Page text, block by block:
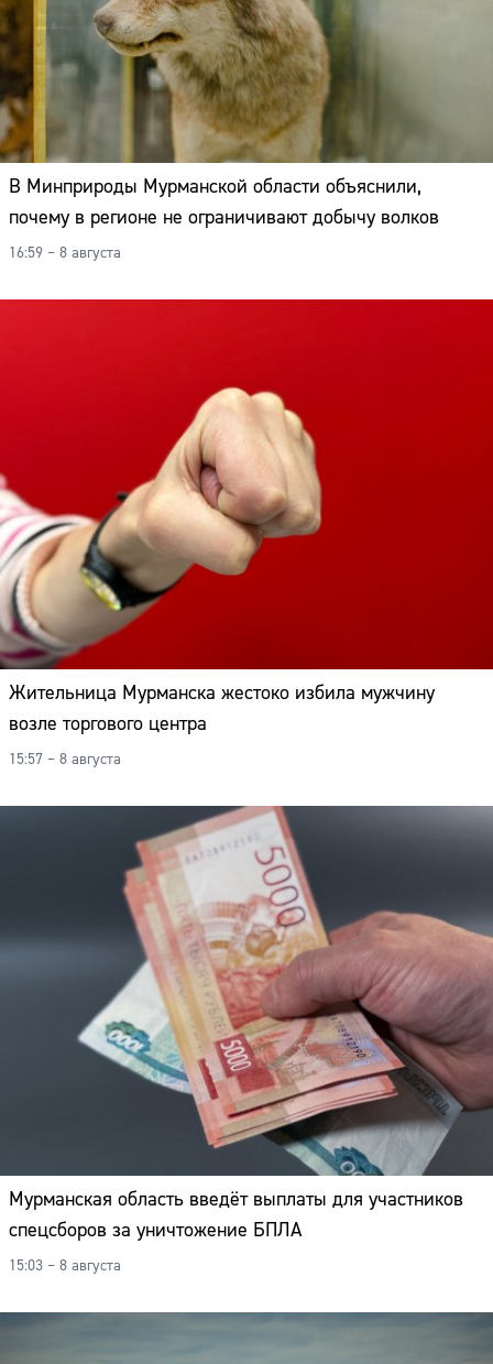
В Минприроды Мурманской области объяснили,
почему в регионе не ограничивают добычу волков
16:59 – 8 августа
Жительница Мурманска жестоко избила мужчину
возле торгового центра
15:57 – 8 августа
Мурманская область введёт выплаты для участников
спецсборов за уничтожение БПЛА
15:03 – 8 августа